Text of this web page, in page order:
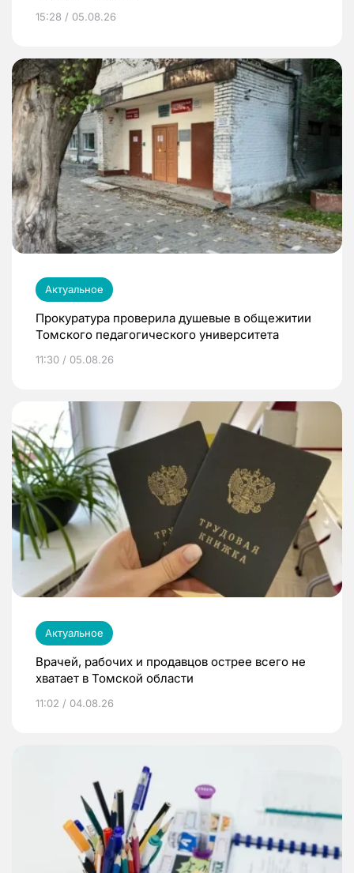
15:28 / 05.08.26
Актуальное
Прокуратура проверила душевые в общежитии
Томского педагогического университета
11:30 / 05.08.26
Актуальное
Врачей, рабочих и продавцов острее всего не
хватает в Томской области
11:02 / 04.08.26